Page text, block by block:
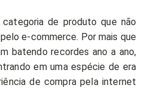
de produto que não
e-commerce. Por mais que
batendo recordes ano a ano,
em uma espécie de era
de compra pela internet